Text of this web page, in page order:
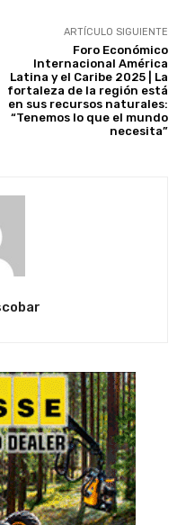
ARTÍCULO SIGUIENTE
Foro Económico
Internacional América
Latina y el Caribe 2025 | La
fortaleza de la región está
en sus recursos naturales:
“Tenemos lo que el mundo
necesita”